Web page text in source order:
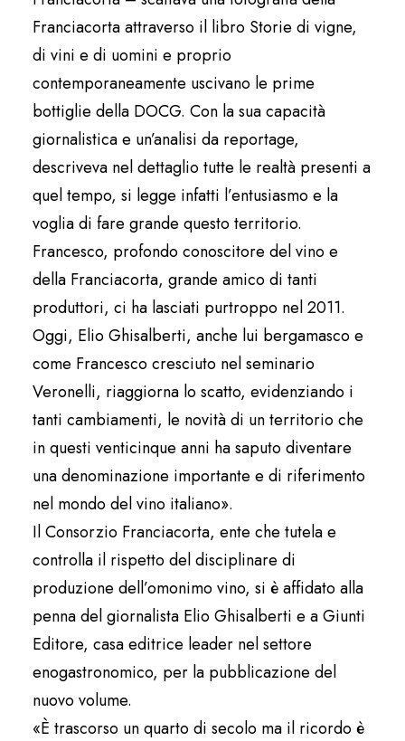
Franciacorta attraverso il libro Storie di vigne,
di vini e di uomini e proprio
contemporaneamente uscivano le prime
bottiglie della DOCG. Con la sua capacità
giornalistica e un’analisi da reportage,
descriveva nel dettaglio tutte le realtà presenti a
quel tempo, si legge infatti l’entusiasmo e la
voglia di fare grande questo territorio.
Francesco, profondo conoscitore del vino e
della Franciacorta, grande amico di tanti
produttori, ci ha lasciati purtroppo nel 2011.
Oggi, Elio Ghisalberti, anche lui bergamasco e
come Francesco cresciuto nel seminario
Veronelli, riaggiorna lo scatto, evidenziando i
tanti cambiamenti, le novità di un territorio che
in questi venticinque anni ha saputo diventare
una denominazione importante e di riferimento
nel mondo del vino italiano».
Il Consorzio Franciacorta, ente che tutela e
controlla il rispetto del disciplinare di
produzione dell’omonimo vino, si è affidato alla
penna del giornalista Elio Ghisalberti e a Giunti
Editore, casa editrice leader nel settore
enogastronomico, per la pubblicazione del
nuovo volume.
«È trascorso un quarto di secolo ma il ricordo è